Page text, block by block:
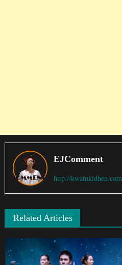
EJComment
http://kwamkidhen.com
Related Articles